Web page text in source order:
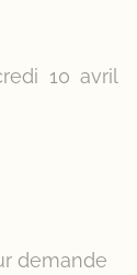
10 avril
demande